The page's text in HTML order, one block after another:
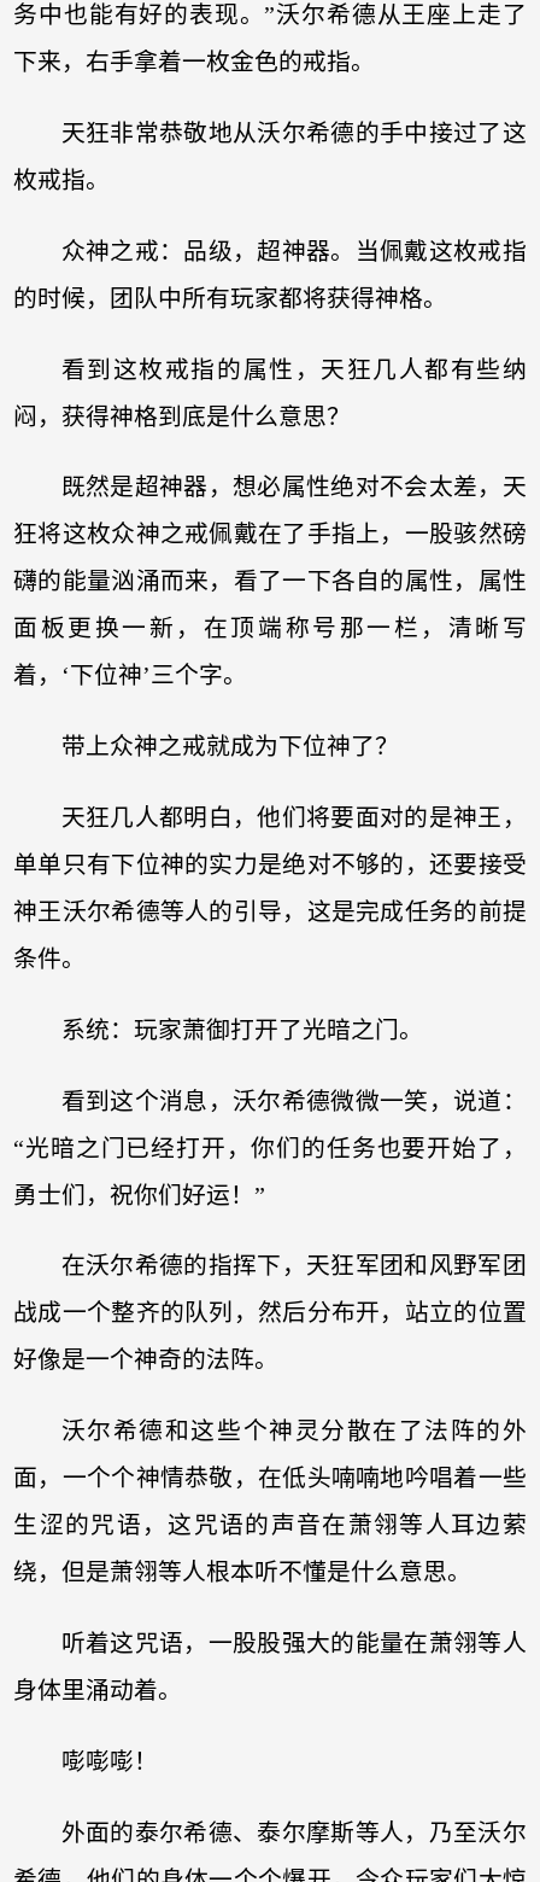
务中也能有好的表现。”沃尔希德从王座上走了
下来，右手拿着一枚金色的戒指。
天狂非常恭敬地从沃尔希德的手中接过了这
枚戒指。
众神之戒：品级，超神器。当佩戴这枚戒指
的时候，团队中所有玩家都将获得神格。
看到这枚戒指的属性，天狂几人都有些纳
闷，获得神格到底是什么意思？
既然是超神器，想必属性绝对不会太差，天
狂将这枚众神之戒佩戴在了手指上，一股骇然磅
礴的能量汹涌而来，看了一下各自的属性，属性
面板更换一新，在顶端称号那一栏，清晰写
着，‘下位神’三个字。
带上众神之戒就成为下位神了？
天狂几人都明白，他们将要面对的是神王，
单单只有下位神的实力是绝对不够的，还要接受
神王沃尔希德等人的引导，这是完成任务的前提
条件。
系统：玩家萧御打开了光暗之门。
看到这个消息，沃尔希德微微一笑，说道：
“光暗之门已经打开，你们的任务也要开始了，
勇士们，祝你们好运！”
在沃尔希德的指挥下，天狂军团和风野军团
战成一个整齐的队列，然后分布开，站立的位置
好像是一个神奇的法阵。
沃尔希德和这些个神灵分散在了法阵的外
面，一个个神情恭敬，在低头喃喃地吟唱着一些
生涩的咒语，这咒语的声音在萧翎等人耳边萦
绕，但是萧翎等人根本听不懂是什么意思。
听着这咒语，一股股强大的能量在萧翎等人
身体里涌动着。
嘭嘭嘭！
外面的泰尔希德、泰尔摩斯等人，乃至沃尔